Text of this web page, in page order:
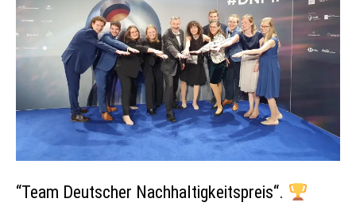
“Team Deutscher Nachhaltigkeitspreis“.